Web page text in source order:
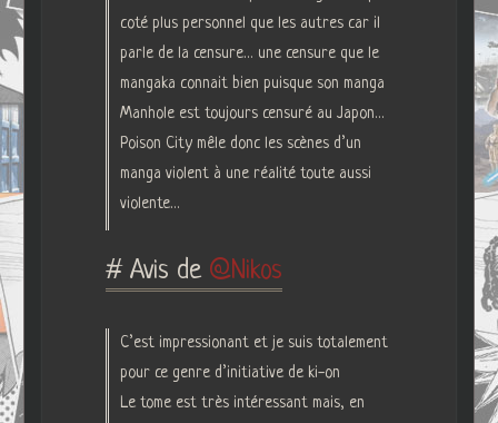
coté plus personnel que les autres car il
parle de la censure… une censure que le
mangaka connait bien puisque son manga
Manhole est toujours censuré au Japon…
Poison City mêle donc les scènes d’un
manga violent à une réalité toute aussi
violente…
# Avis de Nikos
C’est impressionant et je suis totalement
pour ce genre d’initiative de ki-on
Le tome est très intéressant mais, en